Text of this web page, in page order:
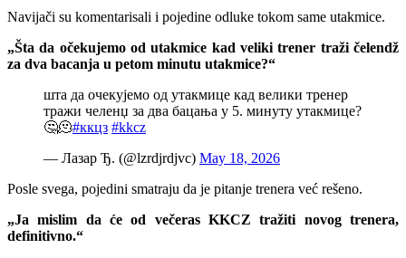
Navijači su komentarisali i pojedine odluke tokom same utakmice.
„Šta da očekujemo od utakmice kad veliki trener traži čelendž
za dva bacanja u petom minutu utakmice?“
шта да очекујемо од утакмице кад велики тренер
тражи челенџ за два бацања у 5. минуту утакмице?
🤔🫠#ккцз #kkcz
— Лазар Ђ. (@lzrdjrdjvc) May 18, 2026
Posle svega, pojedini smatraju da je pitanje trenera već rešeno.
„Ja mislim da će od večeras KKCZ tražiti novog trenera,
definitivno.“